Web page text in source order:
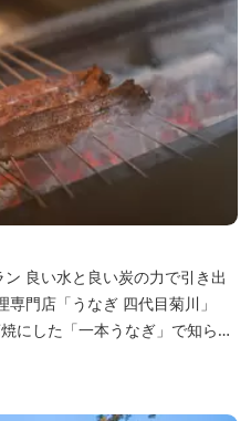
出
にした「一本うなぎ」で知られ
選し、皮をパリッと焼き上げて
な食感を実現。 鮮度抜群の鰻を
します。素材から炭まで、鰻の